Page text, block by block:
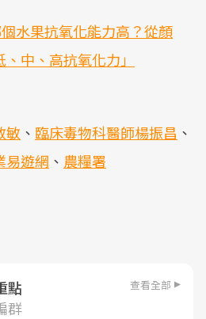
水果抗氧化能力高？從顏
中、高抗氧化力」
敏 、 臨床毒物科醫師楊振昌 、
易遊網 、 農糧署
點 查看全部
群